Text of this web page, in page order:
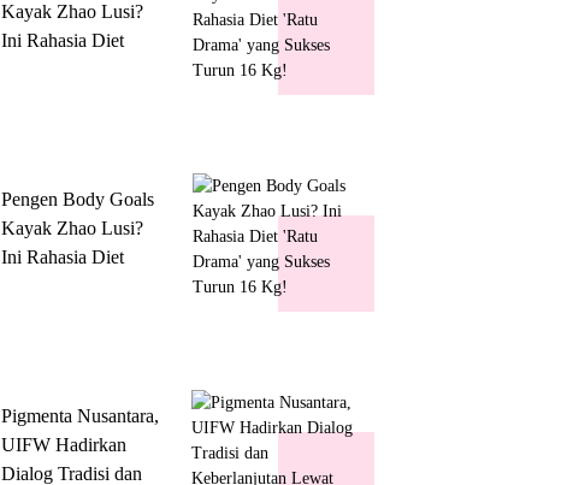
Kayak Zhao Lusi?
Ini Rahasia Diet
Pengen Body Goals
Kayak Zhao Lusi?
Ini Rahasia Diet
Pigmenta Nusantara,
UIFW Hadirkan
Dialog Tradisi dan